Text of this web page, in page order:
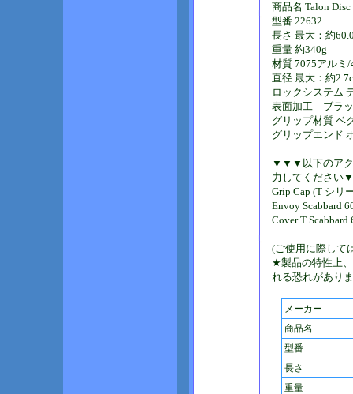
商品名 Talon
型番 22632
長さ 最大：約
重量 約340g
材質 7075アルミ
直径 最大：約
ロックシステム
表面加工 ブラ
グリップ材質 ベ
グリップエンド
▼▼▼以下のアク
力してくださ
Grip Cap (T シリ
Envoy Scabbard
Cover T
(ご使用に際して
★製品の特性上
れる恐れがあり
メーカー
商品名
型番
長さ
重量